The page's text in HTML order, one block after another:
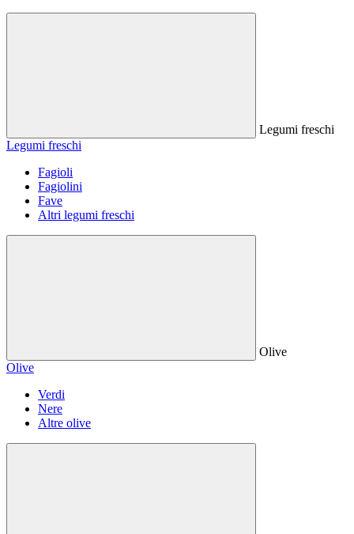
Legumi freschi
Legumi freschi
Fagioli
Fagiolini
Fave
Altri legumi freschi
Olive
Olive
Verdi
Nere
Altre olive